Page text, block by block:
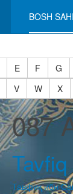
BOSH
E F G
V W X
087
Тавфиқ ибн